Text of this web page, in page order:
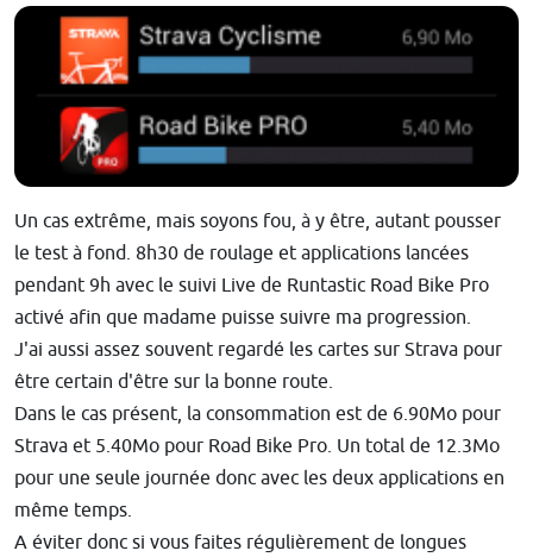
Un cas extrême, mais soyons fou, à y être, autant pousser
le test à fond. 8h30 de roulage et applications lancées
pendant 9h avec le suivi Live de Runtastic Road Bike Pro
activé afin que madame puisse suivre ma progression.
J'ai aussi assez souvent regardé les cartes sur Strava pour
être certain d'être sur la bonne route.
Dans le cas présent, la consommation est de 6.90Mo pour
Strava et 5.40Mo pour Road Bike Pro. Un total de 12.3Mo
pour une seule journée donc avec les deux applications en
même temps.
A éviter donc si vous faites régulièrement de longues